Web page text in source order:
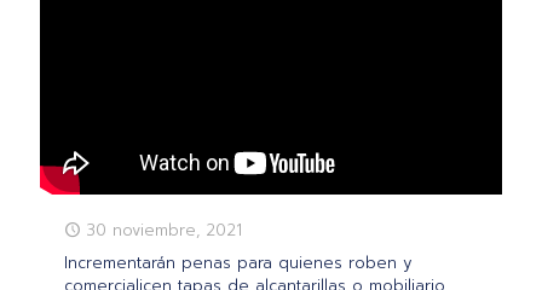
30 noviembre, 2021
Incrementarán penas para quienes roben y
comercialicen tapas de alcantarillas o mobiliario